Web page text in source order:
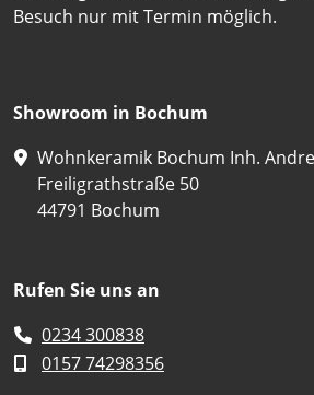
Besuch nur mit Termin möglich.
Showroom in Bochum
Wohnkeramik Bochum Inh.
Freiligrathstraße 50
44791 Bochum
Rufen Sie uns an
0234 300838
0157 74298356